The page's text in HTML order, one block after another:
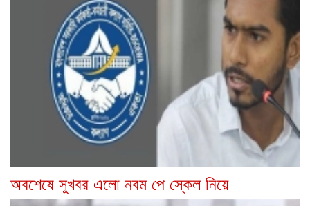
অবশেষে সুখবর এলো নবম পে স্কেল নিয়ে